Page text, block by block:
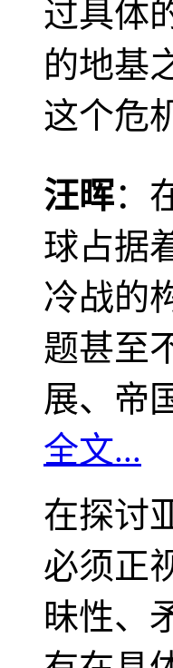
过具体
的地基
这个危
汪晖：
球占据
冷战的
题甚至
展、帝
全文...
在探讨
必须正
昧性、